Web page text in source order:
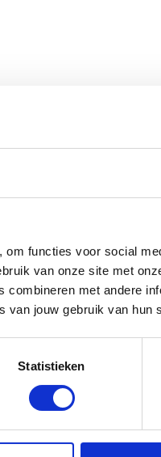
functies voor social
van onze site met
met andere
van jouw gebruik van hun
Statistieken